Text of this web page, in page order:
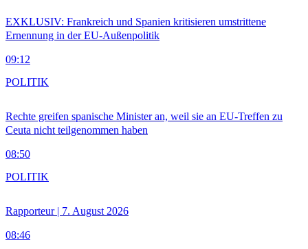
EXKLUSIV: Frankreich und Spanien kritisieren umstrittene
Ernennung in der EU-Außenpolitik
09:12
Rechte greifen spanische Minister an, weil sie an EU-Treffen zu
Ceuta nicht teilgenommen haben
08:50
POLITIK
Rapporteur | 7. August 2026
08:46
POLITIK